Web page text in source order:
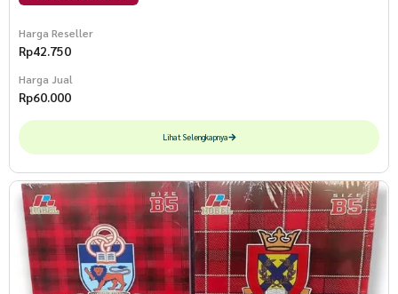
Harga Reseller
Rp42.750
Harga Jual
Rp60.000
Lihat Selengkapnya